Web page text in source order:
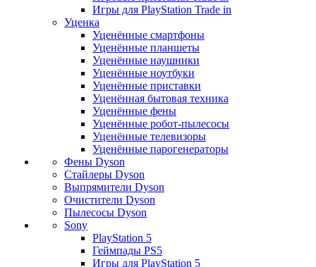
Игры для PlayStation Trade in
Уценка
Уценённые смартфоны
Уценённые планшеты
Уценённые наушники
Уценённые ноутбуки
Уценённые приставки
Уценённая бытовая техника
Уценённые фены
Уценённые робот-пылесосы
Уценённые телевизоры
Уценённые парогенераторы
Фены Dyson
Стайлеры Dyson
Выпрямители Dyson
Очистители Dyson
Пылесосы Dyson
Sony
PlayStation 5
Геймпады PS5
Игры для PlayStation 5